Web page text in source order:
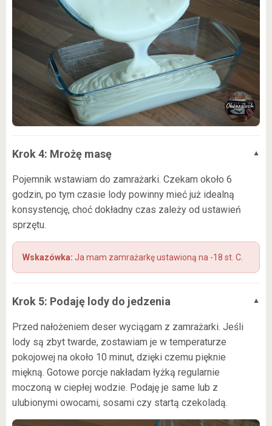
Krok 4: Mrożę masę
Pojemnik wstawiam do zamrażarki. Czekam około 6
godzin, po tym czasie lody powinny mieć już idealną
konsystencję, choć dokładny czas zależy od ustawień
sprzętu.
Ja mam zamrażarkę ustawioną na -18 st. C.
Krok 5: Podaję lody do jedzenia
Przed nałożeniem deser wyciągam z zamrażarki. Jeśli
lody są zbyt twarde, zostawiam je w temperaturze
pokojowej na około 10 minut, dzięki czemu pięknie
miękną. Gotowe porcje nakładam łyżką regularnie
moczoną w ciepłej wodzie. Podaję je same lub z
ulubionymi owocami, sosami czy startą czekoladą.